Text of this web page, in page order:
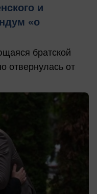
и
«о
братской
отвернулась от